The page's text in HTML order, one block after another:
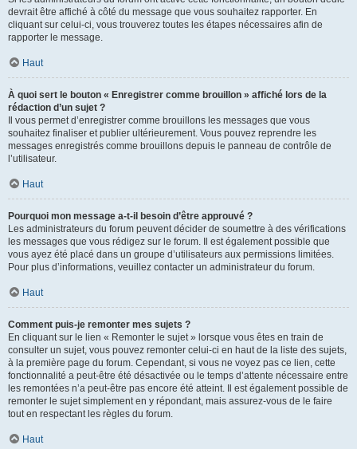
devrait être affiché à côté du message que vous souhaitez rapporter. En
cliquant sur celui-ci, vous trouverez toutes les étapes nécessaires afin de
rapporter le message.
Haut
À quoi sert le bouton « Enregistrer comme brouillon » affiché lors de la
rédaction d’un sujet ?
Il vous permet d’enregistrer comme brouillons les messages que vous
souhaitez finaliser et publier ultérieurement. Vous pouvez reprendre les
messages enregistrés comme brouillons depuis le panneau de contrôle de
l’utilisateur.
Haut
Pourquoi mon message a-t-il besoin d’être approuvé ?
Les administrateurs du forum peuvent décider de soumettre à des vérifications
les messages que vous rédigez sur le forum. Il est également possible que
vous ayez été placé dans un groupe d’utilisateurs aux permissions limitées.
Pour plus d’informations, veuillez contacter un administrateur du forum.
Haut
Comment puis-je remonter mes sujets ?
En cliquant sur le lien « Remonter le sujet » lorsque vous êtes en train de
consulter un sujet, vous pouvez remonter celui-ci en haut de la liste des sujets,
à la première page du forum. Cependant, si vous ne voyez pas ce lien, cette
fonctionnalité a peut-être été désactivée ou le temps d’attente nécessaire entre
les remontées n’a peut-être pas encore été atteint. Il est également possible de
remonter le sujet simplement en y répondant, mais assurez-vous de le faire
tout en respectant les règles du forum.
Haut